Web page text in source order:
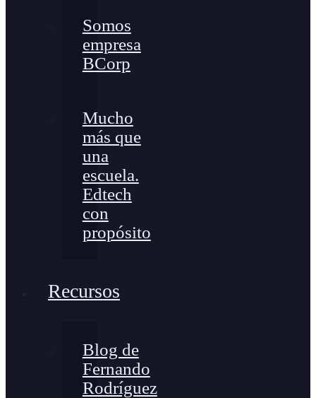
Somos
empresa
BCorp
Mucho
más que
una
escuela.
Edtech
con
propósito
Recursos
Blog de
Fernando
Rodríguez